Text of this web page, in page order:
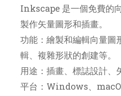
Inkscape 是一個免費的
製作矢量圖形和插畫。
功能：繪製和編輯向量圖
輯、複雜形狀的創建等。
用途：插畫、標誌設計、
平台：Windows、